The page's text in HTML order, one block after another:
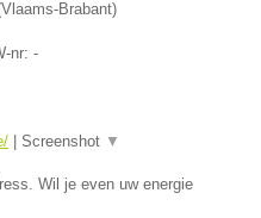
Vlaams-Brabant)
nr: -
Screenshot ▼
Wil je even uw energie